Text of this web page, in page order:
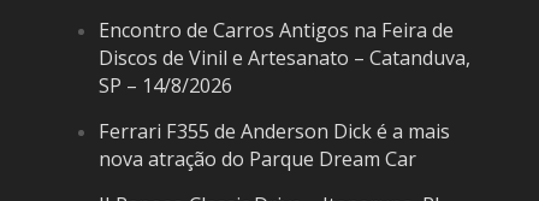
Encontro de Carros Antigos na Feira de
Discos de Vinil e Artesanato – Catanduva,
SP – 14/8/2026
Ferrari F355 de Anderson Dick é a mais
nova atração do Parque Dream Car